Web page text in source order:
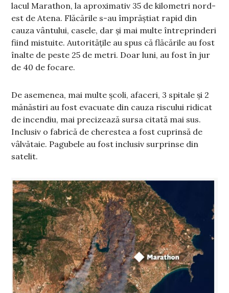
lacul Marathon, la aproximativ 35 de kilometri nord-
est de Atena. Flăcările s-au împrăștiat rapid din
cauza vântului, casele, dar și mai multe întreprinderi
fiind mistuite. Autoritățile au spus că flăcările au fost
înalte de peste 25 de metri. Doar luni, au fost în jur
de 40 de focare.
De asemenea, mai multe școli, afaceri, 3 spitale și 2
mănăstiri au fost evacuate din cauza riscului ridicat
de incendiu, mai precizează sursa citată mai sus.
Inclusiv o fabrică de cherestea a fost cuprinsă de
vâlvătaie. Pagubele au fost inclusiv surprinse din
satelit.